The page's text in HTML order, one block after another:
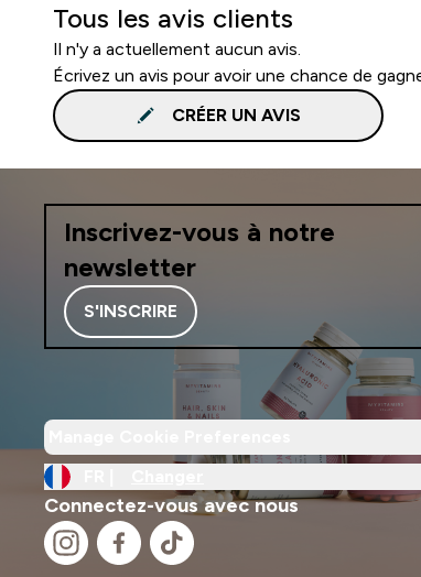
Tous les avis clients
Il n'y a actuellement aucun avis.
Écrivez un avis pour avoir une chance de
CRÉER UN AVIS
Inscrivez-vous à notre
newsletter
S'INSCRIRE
Connectez-vous avec nous